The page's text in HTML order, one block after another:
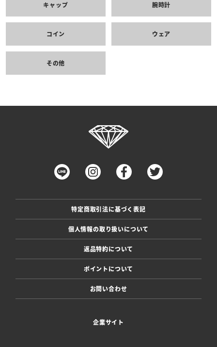
キャップ 腕時計
コイン ウェア
その他
特定商取引法に基づく表記
個人情報の取り扱いについて
返品特約について
ポイントについて
お問い合わせ
企業サイト